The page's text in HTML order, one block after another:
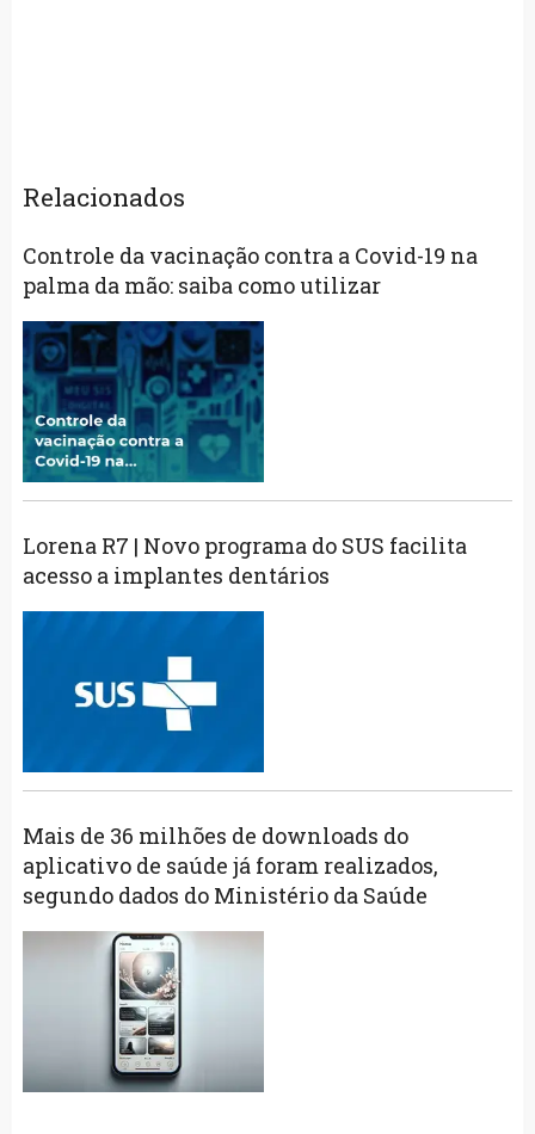
Relacionados
Controle da vacinação contra a Covid-19 na
palma da mão: saiba como utilizar
Lorena R7 | Novo programa do SUS facilita
acesso a implantes dentários
Mais de 36 milhões de downloads do
aplicativo de saúde já foram realizados,
segundo dados do Ministério da Saúde